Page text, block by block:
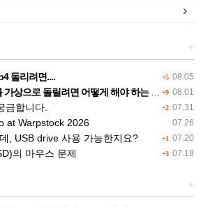
+
+5 08.05
돌리려면....
+9 08.01
으로 돌릴려면 어떻게 해야 하는 지요?
+2 07.31
금합니다.
07.26
at Warpstock 2026
+1 07.20
, USB drive 사용 가능한지요?
+3 07.19
의 마우스 문제
+